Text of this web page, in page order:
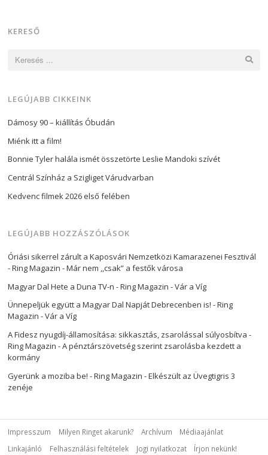
KERESŐ
LEGÚJABB CIKKEINK
Dámosy 90 – kiállítás Óbudán
Miénk itt a film!
Bonnie Tyler halála ismét összetörte Leslie Mandoki szívét
Centrál Színház a Szigliget Várudvarban
Kedvenc filmek 2026 első felében
LEGÚJABB HOZZÁSZÓLÁSOK
Óriási sikerrel zárult a Kaposvári Nemzetközi Kamarazenei Fesztivál
- Ring Magazin -Már nem ,,csak” a festők városa
Magyar Dal Hete a Duna TV-n - Ring Magazin -Vár a Víg
Ünnepeljük együtt a Magyar Dal Napját Debrecenben is! - Ring
Magazin -Vár a Víg
A Fidesz nyugdíj-államosítása: sikkasztás, zsarolással súlyosbítva -
Ring Magazin -A pénztárszövetség szerint zsarolásba kezdett a
kormány
Gyerünk a moziba be! - Ring Magazin -Elkészült az Üvegtigris 3
zenéje
Impresszum Milyen Ringet akarunk? Archívum
Médiaajánlat
Linkajánló
Felhasználási feltételek Jogi nyilatkozat Írjon nekünk!